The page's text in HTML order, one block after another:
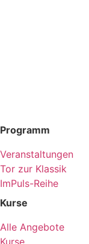
Programm
Veranstaltungen
Tor zur Klassik
ImPuls-Reihe
Kurse
Alle Angebote
Kurse